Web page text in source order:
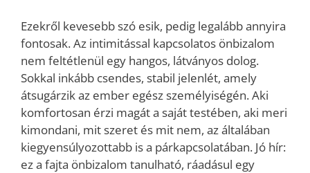
Ezekről kevesebb szó esik, pedig legalább annyira
fontosak. Az intimitással kapcsolatos önbizalom
nem feltétlenül egy hangos, látványos dolog.
Sokkal inkább csendes, stabil jelenlét, amely
átsugárzik az ember egész személyiségén. Aki
komfortosan érzi magát a saját testében, aki meri
kimondani, mit szeret és mit nem, az általában
kiegyensúlyozottabb is a párkapcsolatában. Jó hír:
ez a fajta önbizalom tanulható, ráadásul egy